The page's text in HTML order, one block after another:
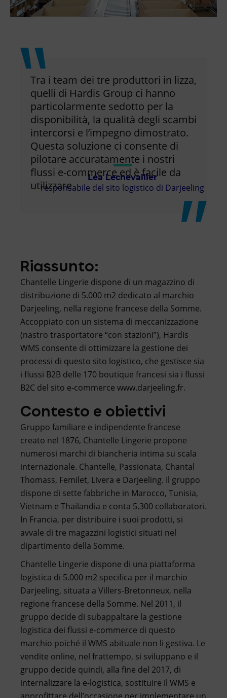
Tra i team dei tre produttori in lizza,
quelli di Hardis Group ci hanno
particolarmente sedotto per la
disponibilità, la qualità degli scambi
intercorsi e l’impegno dimostrato.
Questa soluzione ci consente di
pilotare accuratamente i nostri
flussi e-commerce ed è facile da
utilizzare
Léa Lechevallier
responsabile del sito logistico di Darjeeling
Riassunto:
Chantelle Lingerie dispone di un magazzino di
distribuzione di 5.000 m2 dedicato al marchio
Darjeeling, nella regione francese della Somme.
Accoppiato con un sistema di meccanizzazione
(nastro trasportatore “con stazioni”), Hardis
WMS consente di ottimizzare la gestione dei
processi di questo sito logistico, che gestisce sia
i flussi B2B delle 170 boutique francesi sia i flussi
B2C del sito e-commerce www.darjeeling.fr.
Contesto e obiettivi
Gruppo familiare e indipendente francese
creato nel 1876, Chantelle Lingerie propone
numerosi marchi di biancheria intima su scala
internazionale. Chantelle, Passionata, Chantal
Thomass, Femilet, Livera e Darjeeling. Il gruppo
dispone di sette fabbriche in Marocco, Tunisia,
Vietnam e Thailandia e conta 5.300 collaboratori.
In Francia, per distribuire i suoi prodotti, si
avvale di tre magazzini logistici situati nel
dipartimento della Somme.
Chantelle Lingerie dispone di una piattaforma
logistica di 5.000 m2 specifica per il marchio
Darjeeling, situata a Villers-Bretonneux, nella
regione francese della Somme. Nel 2011, il
gruppo decide di subappaltare la gestione
logistica dei flussi e-commerce di questo
marchio poiché il WMS abituale non li gestiva. Le
vendite online, nel frattempo, si sviluppano e il
gruppo decide quindi, alla fine del 2017, di
internalizzare la e-logistica, sostituire il WMS e